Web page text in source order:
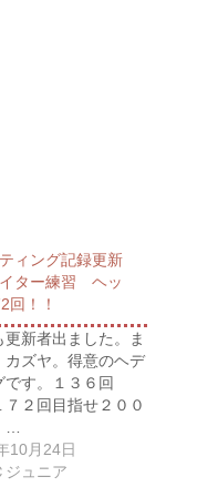
ィング記録更新
イター練習 ヘッ
回！！
更新者出ました。ま
カズヤ。得意のヘデ
です。１３６回
２回目指せ２００
…
10月24日
ジュニア